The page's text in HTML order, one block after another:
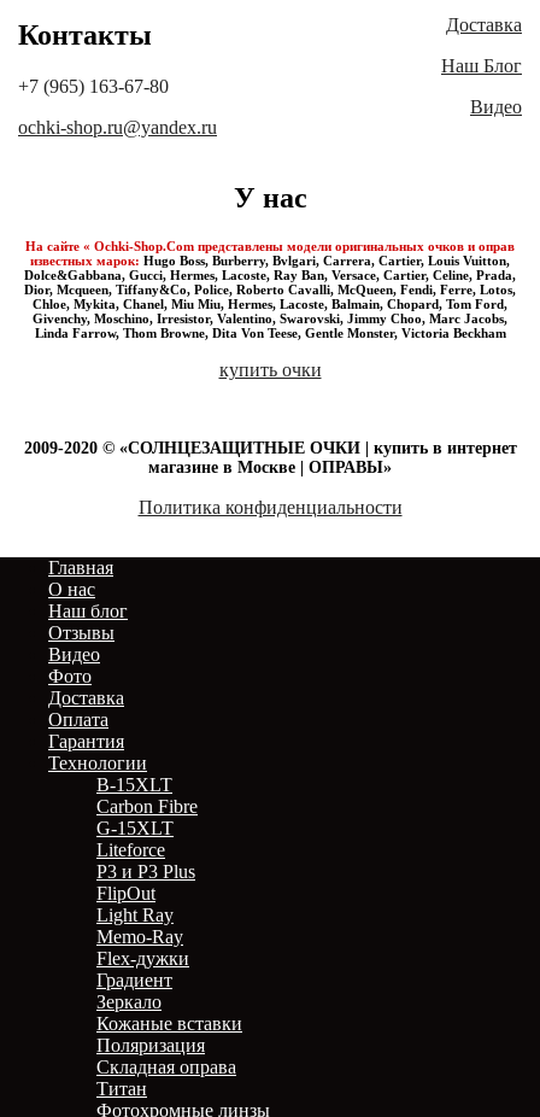
Контакты
+7 (965) 163-67-80
ochki-shop.ru@yandex.ru
Доставка
Наш Блог
Видео
У нас
На сайте « Ochki-Shop.Com представлены модели оригинальных очков и оправ
известных марок: Hugo Boss, Burberry, Bvlgari, Carrera, Cartier, Louis Vuitton,
Dolce&Gabbana, Gucci, Hermes, Lacoste, Ray Ban, Versace, Cartier, Celine, Prada,
Dior, Mcqueen, Tiffany&Co, Police, Roberto Cavalli, McQueen, Fendi, Ferre, Lotos,
Chloe, Mykita, Chanel, Miu Miu, Hermes, Lacoste, Balmain, Chopard, Tom Ford,
Givenchy, Moschino, Irresistor, Valentino, Swarovski, Jimmy Choo, Marc Jacobs,
Linda Farrow, Thom Browne, Dita Von Teese, Gentle Monster, Victoria Beckham
купить очки
2009-2020 © «СОЛНЦЕЗАЩИТНЫЕ ОЧКИ | купить в интернет
магазине в Москве | ОПРАВЫ»
Политика конфиденциальности
Главная
О нас
Наш блог
Отзывы
Видео
Фото
Доставка
Оплата
Гарантия
Технологии
B-15XLT
Carbon Fibre
G-15XLT
Liteforce
P3 и P3 Plus
FlipOut
Light Ray
Memo-Ray
Flex-дужки
Градиент
Зеркало
Кожаные вставки
Поляризация
Складная оправа
Титан
Фотохромные линзы